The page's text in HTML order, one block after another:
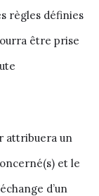
règles définies
être prise
attribuera un
et le
d’un